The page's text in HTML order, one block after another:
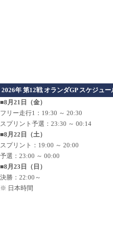
2026年 第12戦 オランダGP スケジュー
■8月21日（金）
フリー走行1：19:30 ～ 20:30
スプリント予選：23:30 ～ 00:14
■8月22日（土）
スプリント：19:00 ～ 20:00
予選：23:00 ～ 00:00
■8月23日（日）
決勝：22:00～
※ 日本時間